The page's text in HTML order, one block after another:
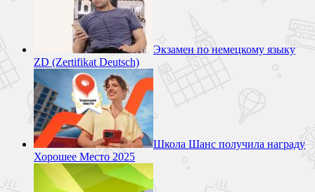
Экзамен по немецкому языку
ZD (Zertifikat Deutsch)
Школа Шанс получила награду
Хорошее Место 2025